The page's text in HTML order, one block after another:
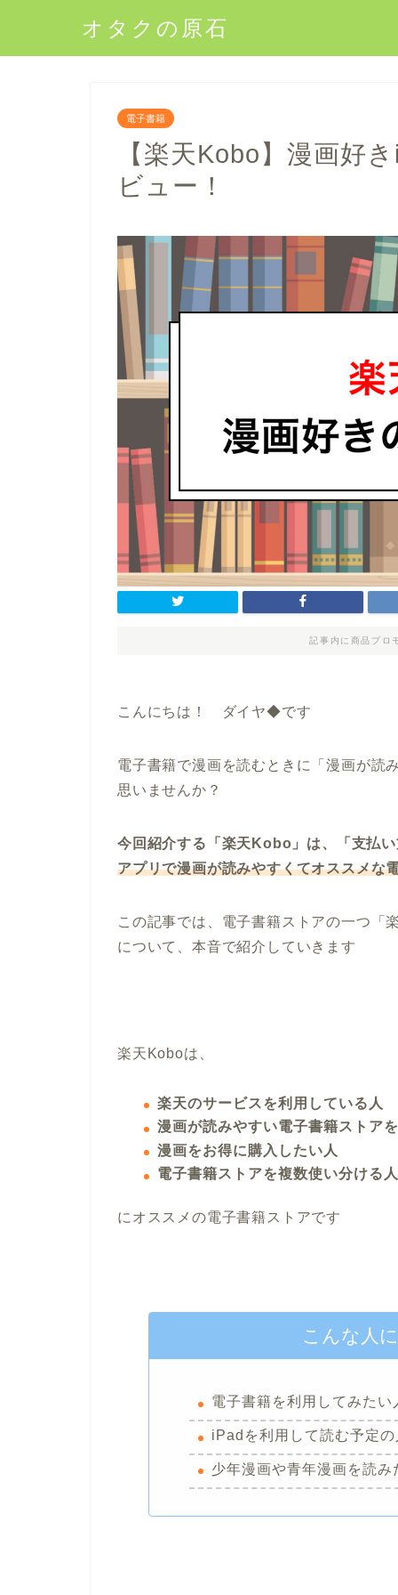
オタクの原石
電子書籍
【楽天Kobo】漫画好
ビュー！
記事内に商品プロ
こんにちは！ ダイヤ◆です
電子書籍で漫画を読むときに「漫画が読
思いませんか？
今回紹介する「楽天Kobo」は、「支払
アプリで漫画が読みやすくてオススメな
この記事では、電子書籍ストアの一つ「
について、本音で紹介していきます
楽天Koboは、
楽天のサービスを利用している人
漫画が読みやすい電子書籍ストア
漫画をお得に購入したい人
電子書籍ストアを複数使い分ける人
にオススメの電子書籍ストアです
こんな人
電子書籍を利用してみたい
iPadを利用して読む予定の
少年漫画や青年漫画を読み